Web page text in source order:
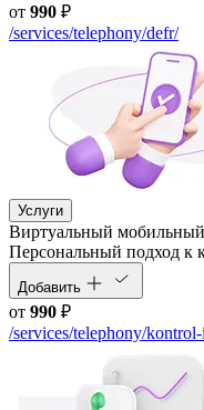
от 990 ₽
/services/telephony/defr/
Услуги
Виртуальный
Персональный подход к
Добавить
от 990 ₽
/services/telephony/